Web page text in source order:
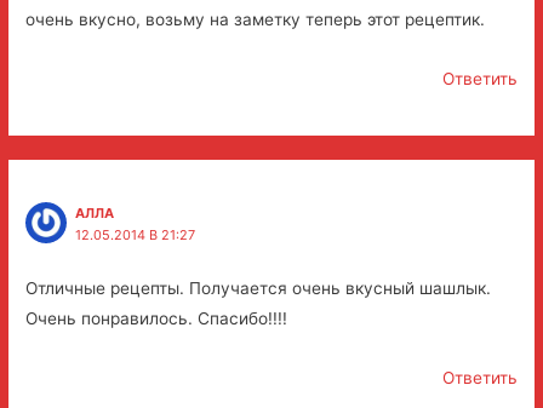
очень вкусно, возьму на заметку теперь этот рецептик.
Ответить
АЛЛА
12.05.2014 В 21:27
Отличные рецепты. Получается очень вкусный шашлык.
Очень понравилось. Спасибо!!!!
Ответить